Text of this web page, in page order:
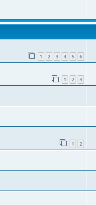
1 2 3 4 5 6
1 2 3
1 2